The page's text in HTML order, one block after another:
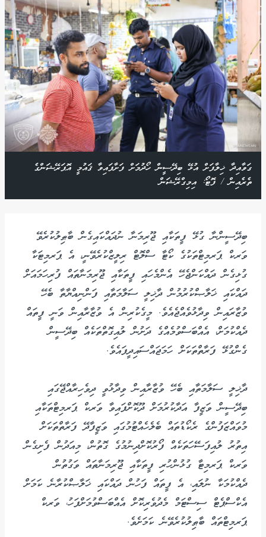
ގަވާއިދާ ޚިލާފަށް އުޅޭ ބިދޭސީން ހޯދުމަށް ފަށާފައިވާ ޤައުމީ އޮޕަރޭޝަންގެ
ތެރެއިން / ފޮޓޯ: އިމިގްރޭޝަން
ބިދޭސީންނާ ގުޅޭ ފީތަކާއި ޖޫރިމަނާ ނުދައްކައިގެން ބާޠިލުކުރެވޭ
ވަރކް ޕަރމިޓްތަކުގެ ކޯޓާ ސްލޮޓް ރިލީޒްކުރެވޭނީ، އެ ޕަރމިޓަކާ
ގުޅިގެން ދައްކަންޖެހޭ އެންމެހައި ފީތަކާއި ޖޫރިމަނާތައް ފުރިހަމައަށް
ދައްކައި ޚަލާޞްކުރުމުން ދާޚިލީ ސަލާމަތާއި ފަންނިއްޔާތާ ބެހޭ
ވުޒާރައިން ވިދާޅުވެއްޖެއެވެ. މީގެކުރިން އެ ވުޒާރާއިން ވަނީ ފީތައް
ދެއްކުމަށް، އެއްބަސްވުމެއްގެ ދަށުން ލުއިގޮތްތަކެއް ބިދޭސީން
ގެންގުޅޭ ފަރާތްތަކަށް ހަމަޖައްސައިދީފައެވެ.
ދާޚިލީ ސަލާމަތާއި ބެހޭ ވުޒާރާއިން ވިދާޅުވީ ދިވެހިރާއްޖޭގައި
ބިދޭސީން ވަޒީފާ އަދާކުރުމަށް ދޫކޮށްފައިވާ ވަރކް ޕަރމިޓްތަކާއި
މުވައްޒަފުންގެ ރެކޯޑުތައް ބެލެހެއްޓުމުގައި ވަޒީފާދޭ ފަރާތްތަކަށް
އިތުރު ލުއިފަސޭހަތަކެއް ފޯރުކޮށްދިނުމުގެ ގޮތުން، މިއަދުން ފެށިގެން
ވަރކް ޕަރމިޓާ ގުޅުންހުރި ފީތަކާއި ޖޫރިމަނާތައް ވަގުތުން
ދެއްކުމަކާ ނުލައި، އެ ފީތައް ފަހުން ދައްކައި ޚަލާޞްކުރާނެ ކަމަށް
އެކްސްޕެޓް ސިސްޓަމް މެދުވެރިކޮށް އެއްބަސްވުމަށްފަހު، ވަރކް
ޕަރމިޓްތައް ބާޠިލުކުރެވޭނެ ކަމަށެވެ.